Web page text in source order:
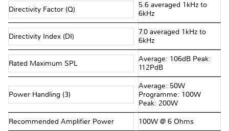
Directivity Factor (Q)
5.6 averaged 1kHz to
6kHz
Directivity Index (DI)
7.0 averaged 1kHz to
6kHz
Rated Maximum SPL
Average: 106dB Peak:
112PdB
Power Handling (3)
Average: 50W
Programme: 100W
Peak: 200W
Recommended Amplifier Power 100W @ 6 Ohms